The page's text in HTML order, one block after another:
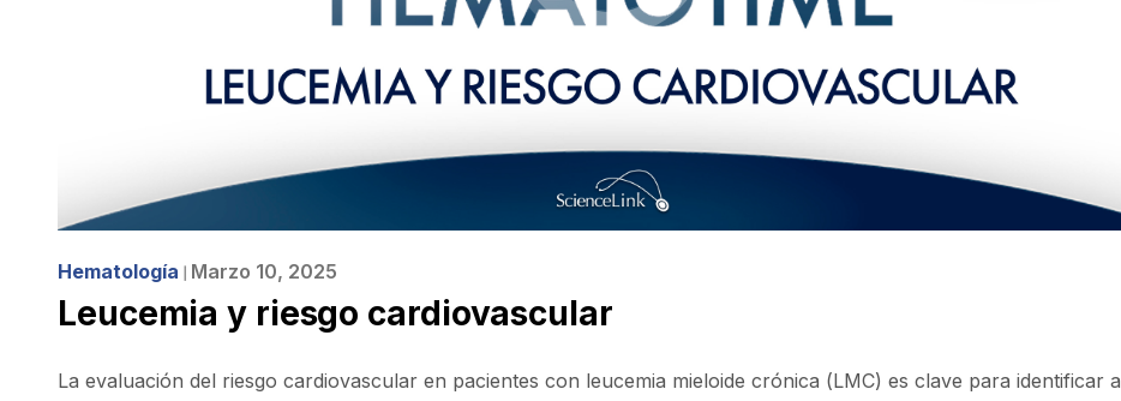
Hematología ❘ Marzo 10, 2025
Leucemia y riesgo cardiovascular
La evaluación del riesgo cardiovascular en pacientes con leucemia mieloide crónica (LMC) es clave para identificar a